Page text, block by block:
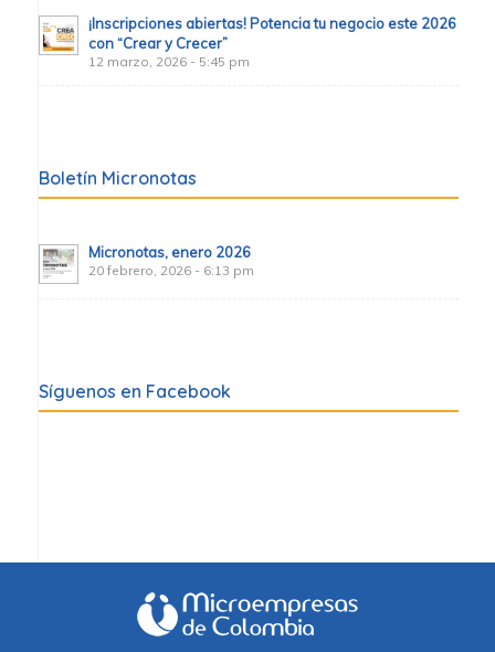
¡Inscripciones abiertas! Potencia tu negocio este 2026
con “Crear y Crecer”
12 marzo, 2026 - 5:45 pm
Boletín Micronotas
Micronotas, enero 2026
20 febrero, 2026 - 6:13 pm
Síguenos en Facebook